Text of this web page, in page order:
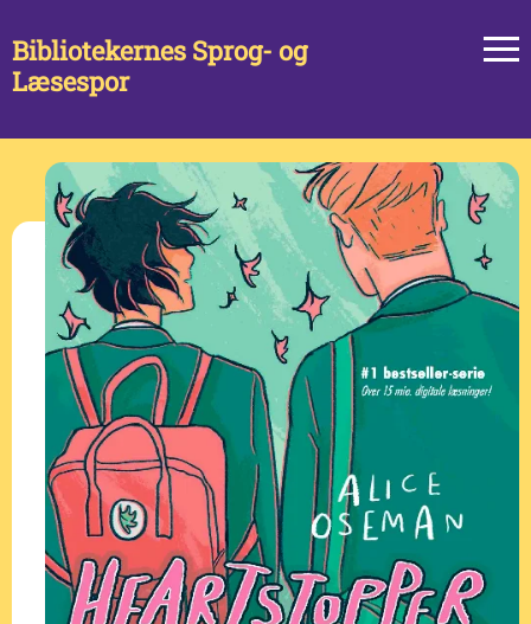
Bibliotekernes Sprog- og
Læsespor